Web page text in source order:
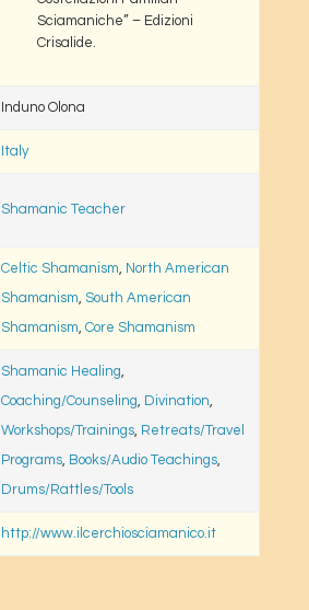
Sciamaniche” – Edizioni
Crisalide.
Induno Olona
Italy
Shamanic Teacher
Celtic Shamanism, North American
Shamanism, South American
Shamanism, Core Shamanism
Shamanic Healing,
Coaching/Counseling, Divination,
Workshops/Trainings, Retreats/Travel
Programs, Books/Audio Teachings,
Drums/Rattles/Tools
http://www.ilcerchiosciamanico.it